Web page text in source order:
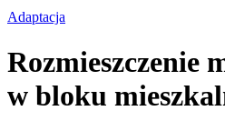
Adaptacja
Rozmieszczenie
w bloku